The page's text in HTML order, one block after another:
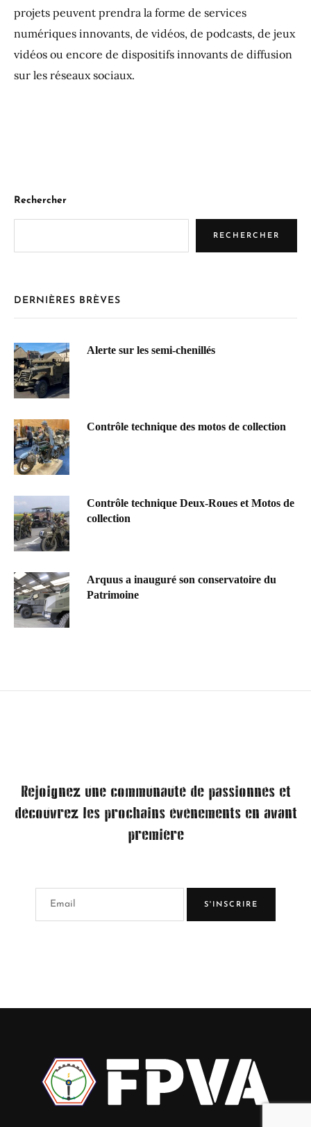
projets peuvent prendra la forme de services
numériques innovants, de vidéos, de podcasts, de jeux
vidéos ou encore de dispositifs innovants de diffusion
sur les réseaux sociaux.
Rechercher
RECHERCHER
DERNIÈRES BRÈVES
Alerte sur les semi-chenillés
Contrôle technique des motos de collection
Contrôle technique Deux-Roues et Motos de
collection
Arquus a inauguré son conservatoire du
Patrimoine
Rejoignez une communauté de passionnés et
découvrez les prochains événements en avant
première
S'INSCRIRE